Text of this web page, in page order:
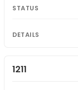
1211